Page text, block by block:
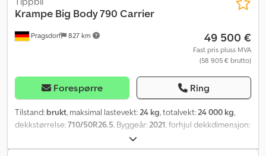
Pragsdorf 827 km
Krampe Big Body 790 Carrier
49 500 €
Fast pris pluss MVA
(58 905 € brutto)
Forespørre Ring
Tilstand: brukt, maksimal lastevekt:24 kg, totalvekt:24 000 kg,
dekkstørrelse:710/50R26.5, Byggeår:2021, forhjul dekkdimensjon:
710/50R26.5
kg, maksimal hastighet:40 km/t, Utstyr:belysning,